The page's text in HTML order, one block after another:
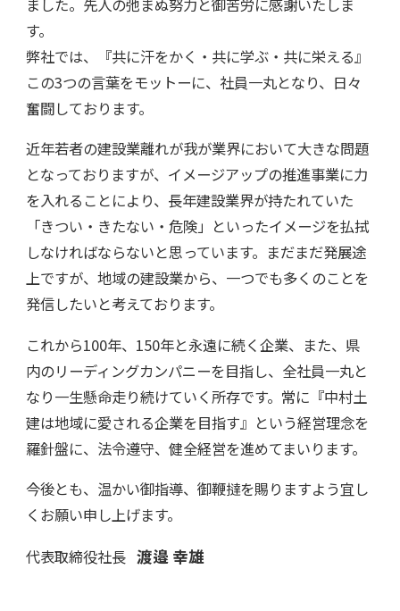
ました。先人の弛まぬ努力と御苦労に感謝いたしま
す。
弊社では、『共に汗をかく・共に学ぶ・共に栄える』
この3つの言葉をモットーに、社員一丸となり、日々
奮闘しております。
近年若者の建設業離れが我が業界において大きな問題
となっておりますが、イメージアップの推進事業に力
を入れることにより、長年建設業界が持たれていた
「きつい・きたない・危険」といったイメージを払拭
しなければならないと思っています。まだまだ発展途
上ですが、地域の建設業から、一つでも多くのことを
発信したいと考えております。
これから100年、150年と永遠に続く企業、また、県
内のリーディングカンパニーを目指し、全社員一丸と
なり一生懸命走り続けていく所存です。常に『中村土
建は地域に愛される企業を目指す』という経営理念を
羅針盤に、法令遵守、健全経営を進めてまいります。
今後とも、温かい御指導、御鞭撻を賜りますよう宜し
くお願い申し上げます。
代表取締役社長 渡邉 幸雄